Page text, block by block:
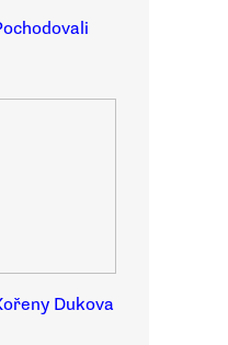
Dukova